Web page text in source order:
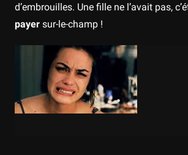
d’embrouilles. Une fille ne l’avait pas,
payer sur-le-champ !